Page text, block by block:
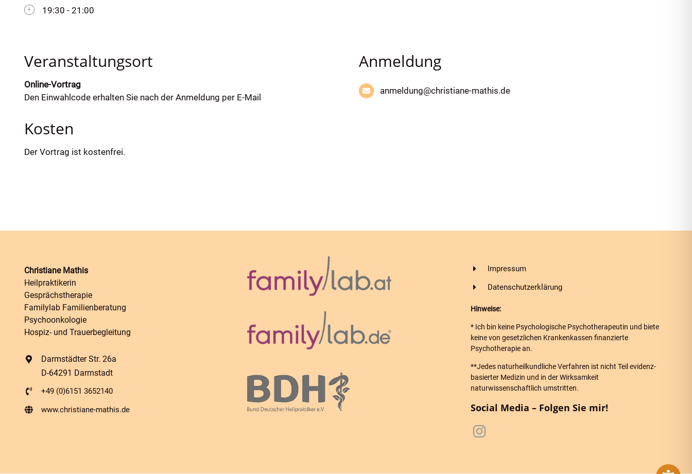
19:30 - 21:00
Veranstaltungsort
Online-Vortrag
Den Einwahlcode erhalten Sie nach der Anmeldung per E-Mail
Kosten
Der Vortrag ist kostenfrei.
Anmeldung
anmeldung@christiane-mathis.de
Christiane Mathis
Heilpraktikerin
Gesprächstherapie
Familylab Familienberatung
Psychoonkologie
Hospiz- und Trauerbegleitung
Darmstädter Str. 26a
D-64291 Darmstadt
+49 (0)6151 3652140
www.christiane-mathis.de
Impressum
Datenschutzerklärung
Hinweise:
* Ich bin keine Psychologische Psychotherapeutin und biete
keine von gesetzlichen Krankenkassen finanzierte
Psychotherapie an.
**Jedes naturheilkundliche Verfahren ist nicht Teil evidenz-
basierter Medizin und in der Wirksamkeit
naturwissenschaftlich umstritten.
Social Media – Folgen Sie mir!